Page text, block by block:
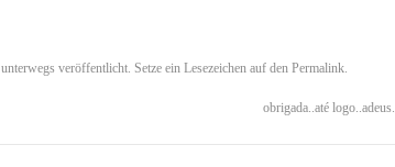
unterwegs veröffentlicht. Setze ein Lesezeichen auf den Permalink.
obrigada..até logo..adeus.